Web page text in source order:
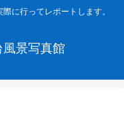
に行ってレポートします。
景写真館